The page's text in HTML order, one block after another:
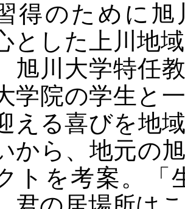
得のために旭
とした上川地
旭川大学特任
学院の学生と
える喜びを地
から、地元の
トを考案。「